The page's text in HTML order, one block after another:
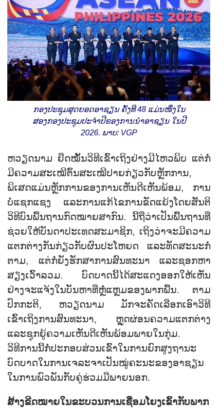
ກອງປະຊຸມສຸດຍອດອາຊຽນ ຄັ້ງທີ 48 ແມ່ນໜຶ່ງໃນ
ສອງກອງປະຊຸມປະຈຳປີຂອງການນຳອາຊຽນ ໃນປີ
2026. ພາບ: VGP
ຫວຽດນາມ ຢຶດໝັ້ນວິທີເຂົ້າເຖິງຢ່າງມີໄຫວພິບ ແຕ່ກໍ່
ມີຄວາມສະເໝີຕົ້ນສະເໝີປາຍກ່ຽວກັບຫຼັກການ,
ພິເສດແມ່ນຫຼັກການຂອງການເຫັນດີເຫັນພ້ອມ, ການ
ບໍ່ແຊກແຊງ ແລະການແກ້ໄຂການຂັດແຍ້ງໂດຍສັນຕິ
ວິທີບົນພື້ນຖານກົດໝາຍສາກົນ. ນີ້ຖືວ່າເປັນພື້ນຖານທີ່
ຊ່ວຍໃຫ້ບັນດາປະເທດສະມາຊິກ, ເຖິງວ່າຈະມີຄວາມ
ແຕກຕ່າງກັນກ່ຽວກັບຜົນປະໂຫຍດ ແລະທັດສະນະກໍ່
ຕາມ, ແຕ່ກໍ່ຍັງຮັກສາການສົນທະນາ ແລະຊອກຫາ
ສຽງເວົ້າລວມ. ບົດບາດນີ້ໄດ້ສະແດງອອກໃຫ້ເຫັນ
ຢ່າງຈະແຈ້ງໃນບັນຫາທີ່ຫຼໍ່ແຫຼມຂອງພາກພື້ນ. ຕາມ
ປົກກະຕິ, ຫວຽດນາມ ມັກຈະຄັດເລືອກເອົາວິທີ
ເຂົ້າເຖິງການສົນທະນາ, ຫຼຸດຜ່ອນຄວາມແຕກຕ່າງ
ແລະຊຸກຍູ້ຄວາມເຫັນດີເຫັນພ້ອມພາຍໃນກຸ່ມ.
ວິທີການນີ້ກໍ່ປະກອບສ່ວນເຂົ້າໃນການຍົກສູງຖານະ
ບົດບາດໃນການເຈລະຈາເປັນໝູ່ຄະນະຂອງອາຊຽນ
ໃນການພົວພັນກັບຄູ່ຮ່ວມມືພາຍນອກ.
ສ້າງຂີດໝາຍໃນຂະບວນການເຊື່ອມໂຍງເຂົ້າກັບພາກ